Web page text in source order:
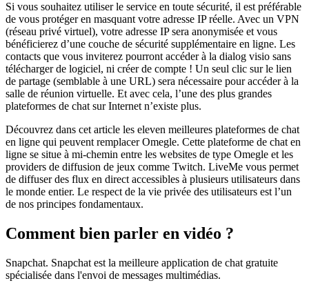
Si vous souhaitez utiliser le service en toute sécurité, il est préférable
de vous protéger en masquant votre adresse IP réelle. Avec un VPN
(réseau privé virtuel), votre adresse IP sera anonymisée et vous
bénéficierez d’une couche de sécurité supplémentaire en ligne. Les
contacts que vous inviterez pourront accéder à la dialog visio sans
télécharger de logiciel, ni créer de compte ! Un seul clic sur le lien
de partage (semblable à une URL) sera nécessaire pour accéder à la
salle de réunion virtuelle. Et avec cela, l’une des plus grandes
plateformes de chat sur Internet n’existe plus.
Découvrez dans cet article les eleven meilleures plateformes de chat
en ligne qui peuvent remplacer Omegle. Cette plateforme de chat en
ligne se situe à mi-chemin entre les websites de type Omegle et les
providers de diffusion de jeux comme Twitch. LiveMe vous permet
de diffuser des flux en direct accessibles à plusieurs utilisateurs dans
le monde entier. Le respect de la vie privée des utilisateurs est l’un
de nos principes fondamentaux.
Comment bien parler en vidéo ?
Snapchat. Snapchat est la meilleure application de chat gratuite
spécialisée dans l'envoi de messages multimédias.